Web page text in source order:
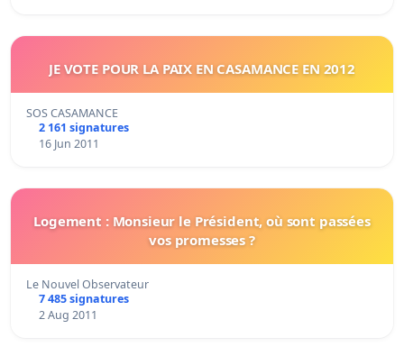
JE VOTE POUR LA PAIX EN CASAMANCE EN 2012
SOS CASAMANCE
2 161 signatures
16 Jun 2011
Logement : Monsieur le Président, où sont passées
vos promesses ?
Le Nouvel Observateur
7 485 signatures
2 Aug 2011